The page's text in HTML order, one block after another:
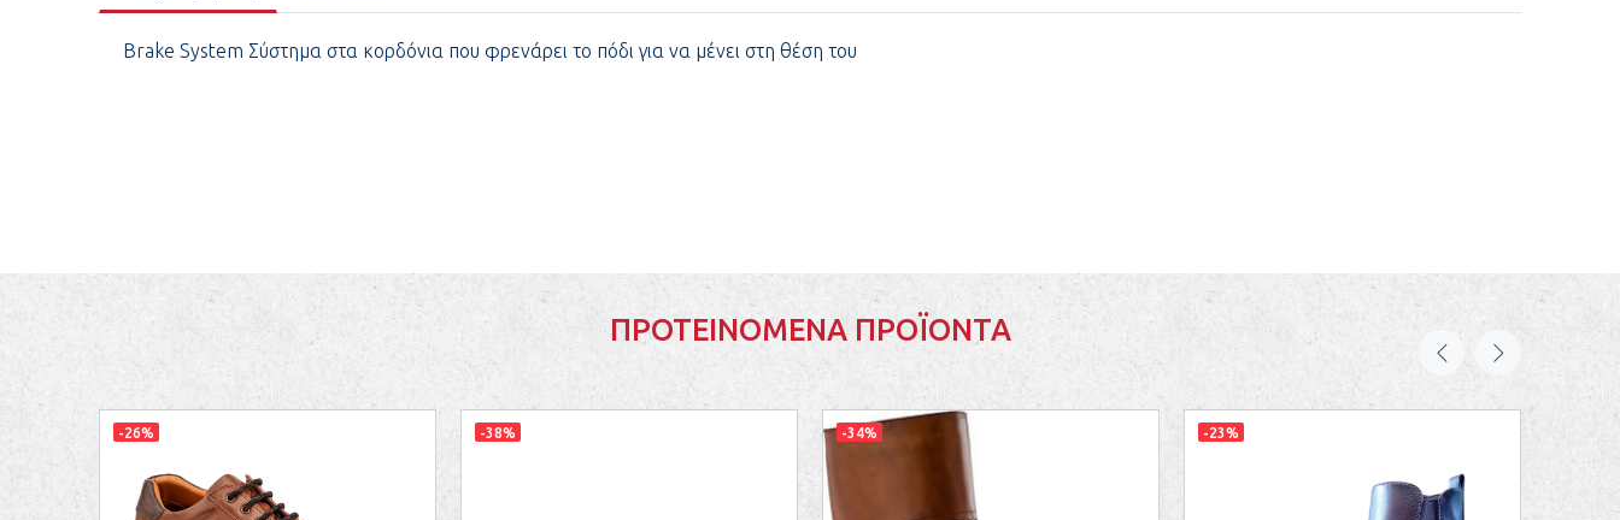
Brake System Σύστημα στα κορδόνια που φρενάρει το πόδι για να μένει στη θέση του
ΠΡΟΤΕΙΝΌΜΕΝΑ ΠΡΟΪΌΝΤΑ
-26% -38% -34% -23%